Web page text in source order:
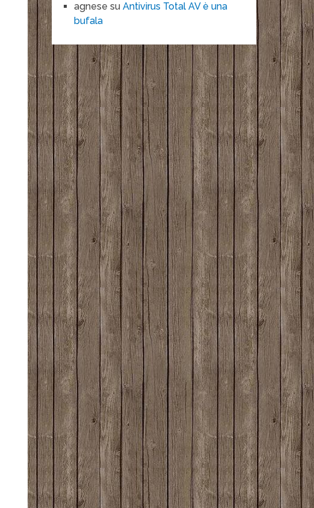
agnese suAntivirus Total AV è una
bufala